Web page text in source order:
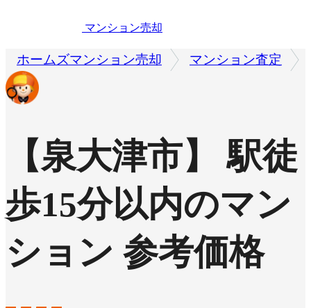
マンション売却
ホームズマンション売却 マンション査定
【泉大津市】 駅徒
歩15分以内のマン
ション 参考価格